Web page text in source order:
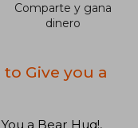
Comparte y gana
dinero
Give you a
a Bear Hug!,